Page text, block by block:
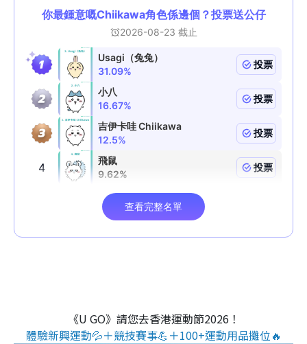
《U GO》請您去香港運動節2026！
體驗新興運動💦＋競技賽事💪＋100+運動用品攤位🔥